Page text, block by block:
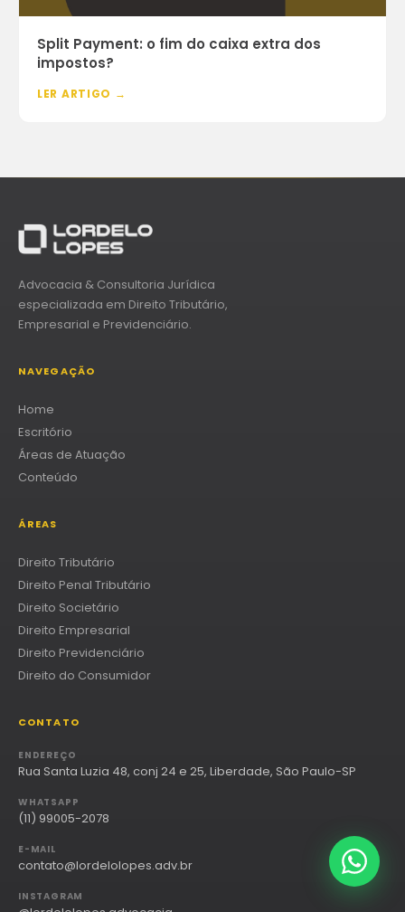
Split Payment: o fim do caixa extra dos
impostos?
LER ARTIGO →
Advocacia & Consultoria Jurídica
especializada em Direito Tributário,
Empresarial e Previdenciário.
NAVEGAÇÃO
Home
Escritório
Áreas de Atuação
Conteúdo
ÁREAS
Direito Tributário
Direito Penal Tributário
Direito Societário
Direito Empresarial
Direito Previdenciário
Direito do Consumidor
CONTATO
ENDEREÇO
Rua Santa Luzia 48, conj 24 e 25, Liberdade, São Paulo-SP
WHATSAPP
(11) 99005-2078
E-MAIL
contato@lordelolopes.adv.br
INSTAGRAM